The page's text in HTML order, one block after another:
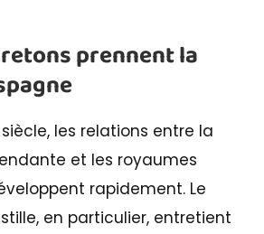
prennent la
les relations entre la
et les royaumes
rapidement. Le
en particulier, entretient